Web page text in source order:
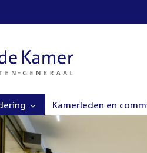
Kamerleden en